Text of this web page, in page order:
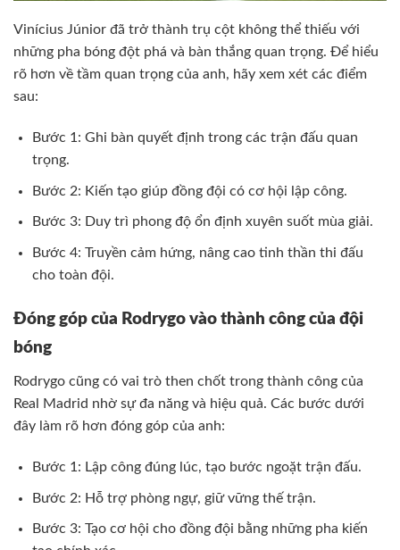
Vinícius Júnior đã trở thành trụ cột không thể thiếu với
những pha bóng đột phá và bàn thắng quan trọng. Để hiểu
rõ hơn về tầm quan trọng của anh, hãy xem xét các điểm
sau:
Bước 1: Ghi bàn quyết định trong các trận đấu quan
trọng.
Bước 2: Kiến tạo giúp đồng đội có cơ hội lập công.
Bước 3: Duy trì phong độ ổn định xuyên suốt mùa giải.
Bước 4: Truyền cảm hứng, nâng cao tinh thần thi đấu
cho toàn đội.
Đóng góp của Rodrygo vào thành công của đội
bóng
Rodrygo cũng có vai trò then chốt trong thành công của
Real Madrid nhờ sự đa năng và hiệu quả. Các bước dưới
đây làm rõ hơn đóng góp của anh:
Bước 1: Lập công đúng lúc, tạo bước ngoặt trận đấu.
Bước 2: Hỗ trợ phòng ngự, giữ vững thế trận.
Bước 3: Tạo cơ hội cho đồng đội bằng những pha kiến